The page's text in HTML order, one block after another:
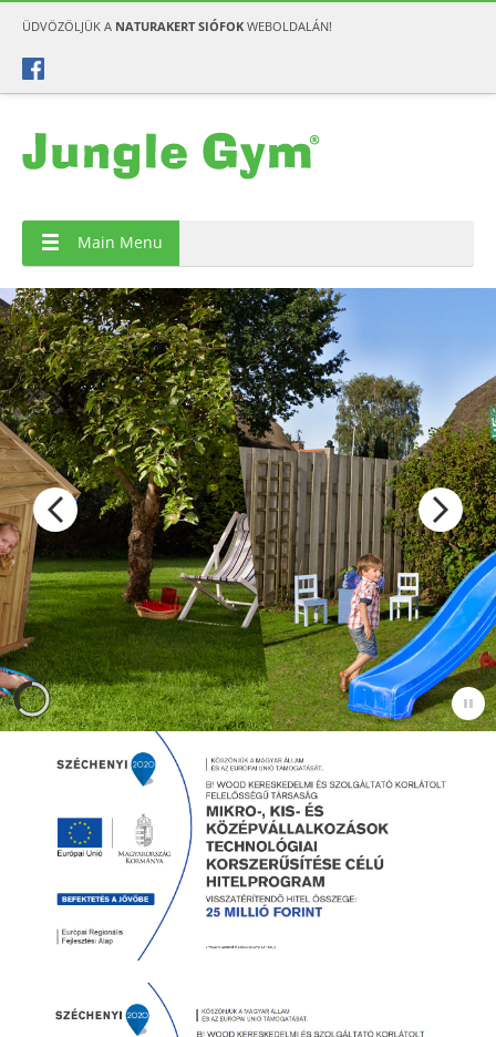
ÜDVÖZÖLJÜK A NATURAKERT SIÓFOK WEBOLDALÁN!
Main Menu
Játszóházak